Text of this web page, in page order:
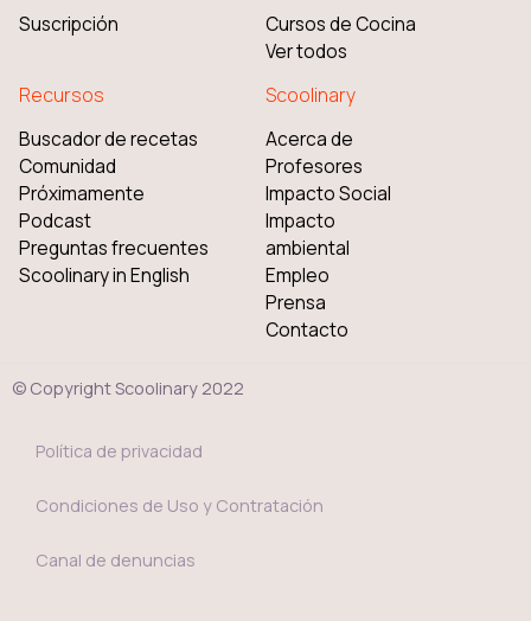
Suscripción
Cursos de Cocina
Ver todos
Recursos
Buscador de recetas
Comunidad
Próximamente
Podcast
Preguntas frecuentes
Scoolinary in English
Scoolinary
Acerca de
Profesores
Impacto Social
Impacto
ambiental
Empleo
Prensa
Contacto
© Copyright Scoolinary 2022
Política de privacidad
Condiciones de Uso y Contratación
Canal de denuncias